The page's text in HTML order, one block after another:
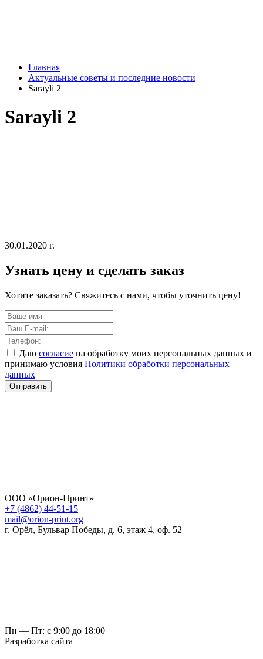
Главная
Актуальные советы и последние новости
Sarayli 2
Sarayli 2
30.01.2020 г.
Узнать цену и сделать заказ
Хотите заказать? Свяжитесь с нами, чтобы уточнить цену!
Даю согласие на обработку моих персональных данных и
принимаю условия Политики обработки персональных
данных
Отправить
ООО «Орион-Принт»
+7 (4862) 44-51-15
mail@orion-print.org
г. Орёл, Бульвар Победы, д. 6, этаж 4, оф. 52
Пн — Пт: с 9:00 до 18:00
Разработка сайта